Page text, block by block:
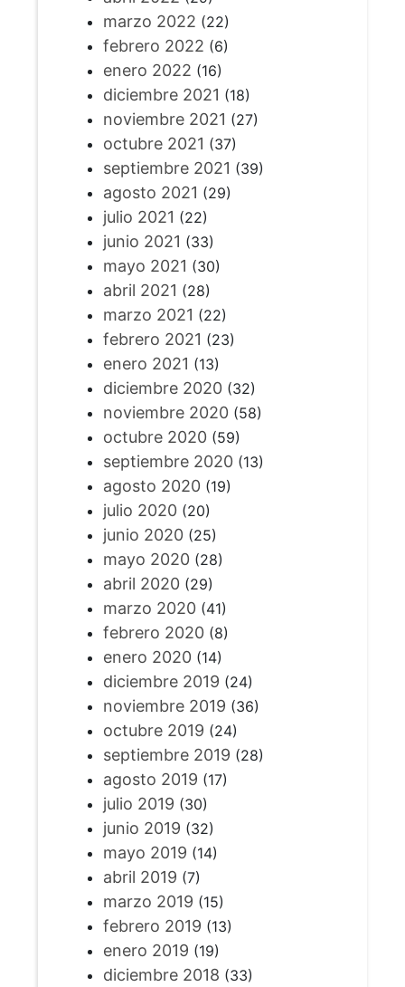
marzo 2022 (22)
febrero 2022 (6)
enero 2022 (16)
diciembre 2021 (18)
noviembre 2021 (27)
octubre 2021 (37)
septiembre 2021 (39)
agosto 2021 (29)
julio 2021 (22)
junio 2021 (33)
mayo 2021 (30)
abril 2021 (28)
marzo 2021 (22)
febrero 2021 (23)
enero 2021 (13)
diciembre 2020(32)
noviembre 2020(58)
octubre 2020(59)
septiembre 2020(13)
agosto 2020(19)
julio 2020(20)
junio 2020(25)
mayo 2020(28)
abril 2020(29)
marzo 2020(41)
febrero 2020(8)
enero 2020(14)
diciembre 2019 (24)
noviembre 2019 (36)
octubre 2019 (24)
septiembre 2019 (28)
agosto 2019 (17)
julio 2019 (30)
junio 2019 (32)
mayo 2019 (14)
abril 2019 (7)
marzo 2019 (15)
febrero 2019 (13)
enero 2019 (19)
diciembre 2018 (33)